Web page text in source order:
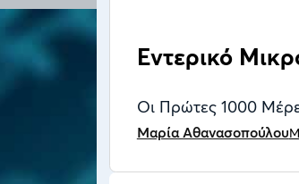
Εντερικό
Οι Πρώτες 1000
Μαρία Αθανασοπούλου